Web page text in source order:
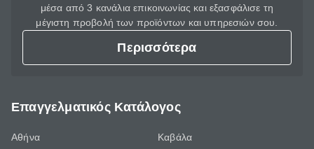
μέσα από 3 κανάλια επικοινωνίας και εξασφάλισε τη
μέγιστη προβολή των προϊόντων και υπηρεσιών σου.
Περισσότερα
Επαγγελματικός Κατάλογος
Αθήνα
Καβάλα